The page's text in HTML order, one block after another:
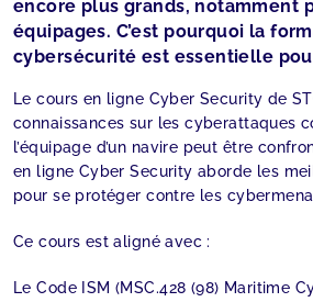
encore plus grands, notamment
équipages. C’est pourquoi la
cybersécurité est essentielle
Le cours en ligne Cyber Security de
connaissances sur les cyberattaques
l’équipage d’un navire peut être
en ligne Cyber Security aborde les
pour se protéger contre les
Ce cours est aligné avec :
Le Code ISM (MSC.428 (98) Maritime